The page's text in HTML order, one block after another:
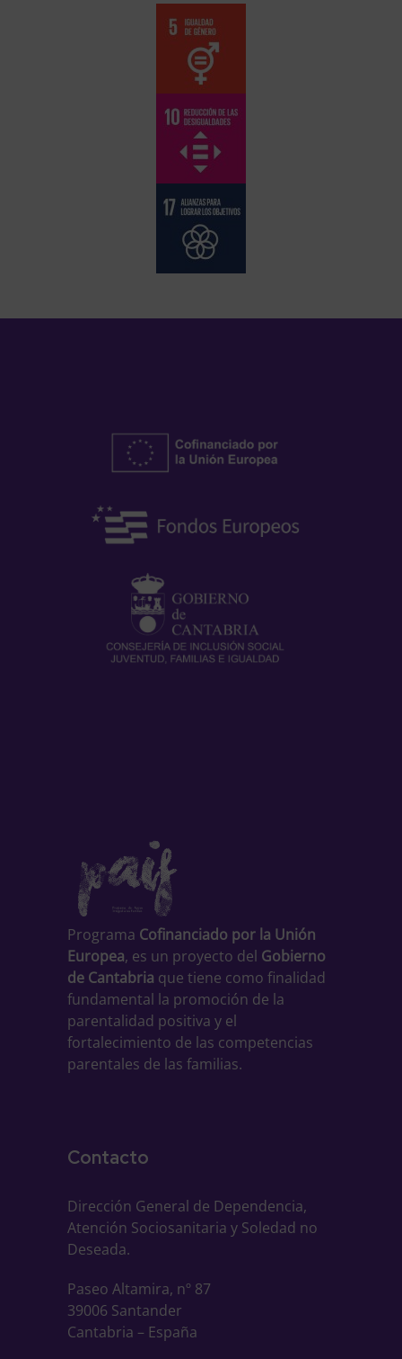
Programa Cofinanciado por la Unión
Europea, es un proyecto del Gobierno
de Cantabria que tiene como finalidad
fundamental la promoción de la
parentalidad positiva y el
fortalecimiento de las competencias
parentales de las familias.
Contacto
Dirección General de Dependencia,
Atención Sociosanitaria y Soledad no
Deseada.
Paseo Altamira, nº 87
39006 Santander
Cantabria – España